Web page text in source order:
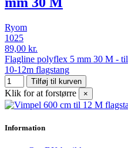
Ryom
1025
89,00 kr.
Flagline polyflex 5 mm 30 M - til
10-12m flagstang
Tilføj til kurven
Klik for at forstørre ×
Information